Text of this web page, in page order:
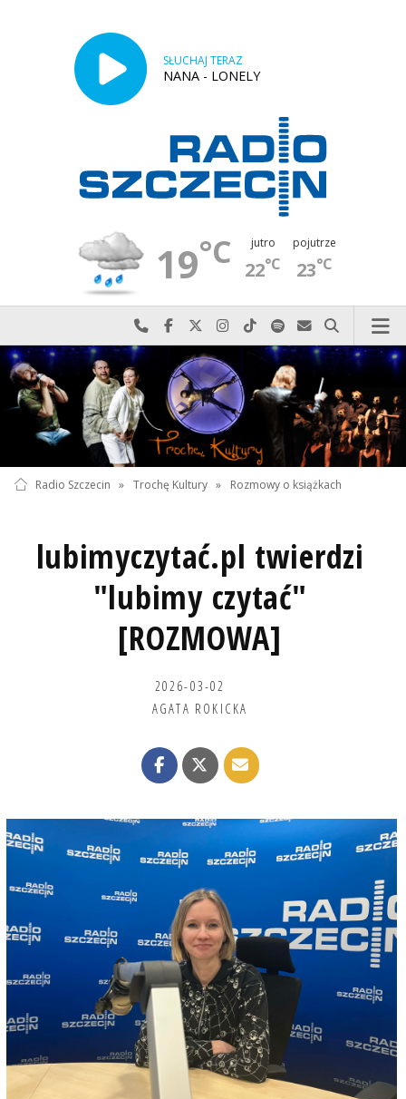
SŁUCHAJ TERAZ
NANA - LONELY
19°C jutro
22°C
pojutrze
23°C
Najlepiej po prostu do nas zadzwoń
Odwiedź nas na Facebook-u
Odwiedź nas na X
Odwiedź nas na Instagram-ie
Odwiedź nas na TikTok-u
Szukaj nas na Spotify
Wyślij do nas
Szukaj
Radio Szczecin » Trochę Kultury » Rozmowy o książkach
lubimyczytać.pl twierdzi
"lubimy czytać"
[ROZMOWA]
2026-03-02
AGATA ROKICKA